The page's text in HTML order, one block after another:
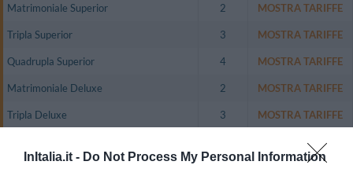
InItalia.it - Do Not Process My Personal Information
Matrimoniale Superior 2 MOSTRA TARIFFE
Tripla Superior 3 MOSTRA TARIFFE
Quadrupla Superior 4 MOSTRA TARIFFE
Matrimoniale Deluxe 2 MOSTRA TARIFFE
Tripla Deluxe 3 MOSTRA TARIFFE
MOSTRA TARIFFE